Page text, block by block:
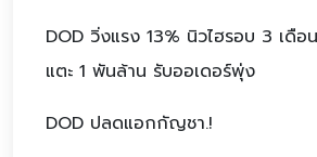
DOD วิ่งแรง 13% นิวไฮรอบ 3 เดือ
แตะ 1 พันล้าน รับออเดอร์พุ่ง
DOD ปลดแอกกัญชา.!